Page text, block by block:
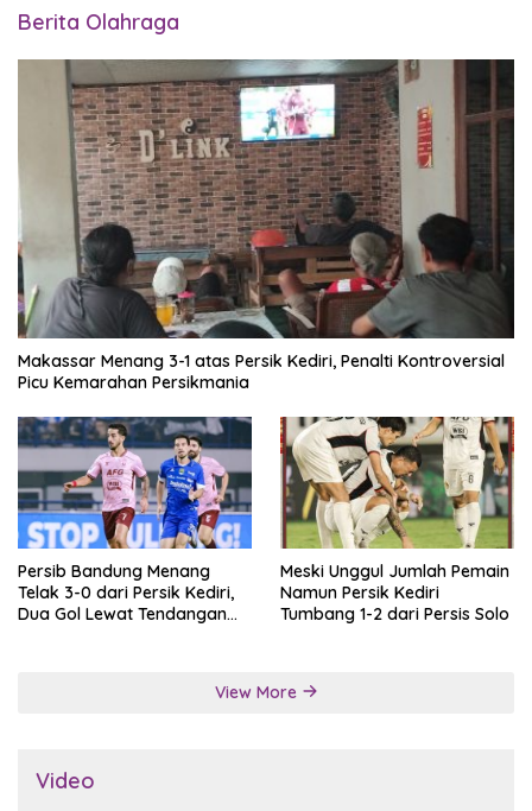
Berita Olahraga
Makassar Menang 3-1 atas Persik Kediri, Penalti Kontroversial
Picu Kemarahan Persikmania
Persib Bandung Menang
Telak 3-0 dari Persik Kediri,
Dua Gol Lewat Tendangan
Meski Unggul Jumlah Pemain
Namun Persik Kediri
Tumbang 1-2 dari Persis Solo
View More
Video